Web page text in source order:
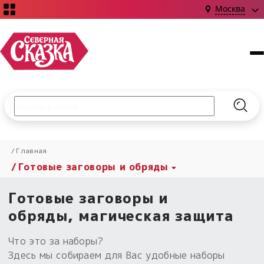
Москва
НОВИНКИ!
Книги
Коллекции
Наборы для курсов и книг
Обереги славян нательные
Сказки
Магия
Библиография
С чего начать?
Материалы
Для алтаря
Расходные материалы
Готовые заговоры
Для чего:
Введите текст и нажмите кнопку «Найти», чтобы
Главная
Готовые заговоры и обряды
Готовые заговоры и
обряды, магическая защита
Что это за наборы?
Здесь мы собираем для Вас удобные наборы